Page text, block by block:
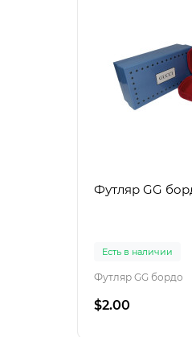
Футляр GG
Есть в наличии
Футляр GG бордо
$2.00